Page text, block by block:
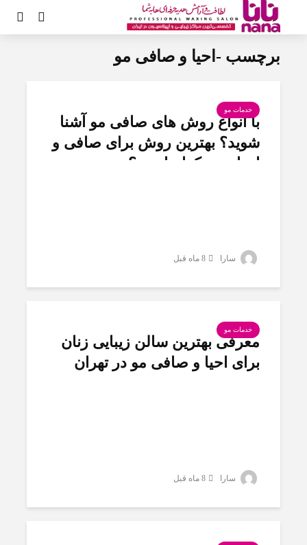
برچسب -احیا و صافی مو
خدمات مو
با انواع روش های صافی مو آشنا
شوید؟ بهترین روش برای صافی و
احیای مو کدام است؟
سارا 8 ماه قبل
خدمات مو
معرفی بهترین سالن زیبایی زنان
برای احیا و صافی مو در تهران
سارا 8 ماه قبل